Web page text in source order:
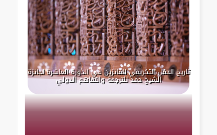
تاريخ الحفل التكريمي للفائزين في الدورة العاشرة لجائزة
الشيخ حمد للترجمة والتفاهم الدولي